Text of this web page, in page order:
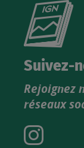
Suivez-
Rejoignez
réseaux